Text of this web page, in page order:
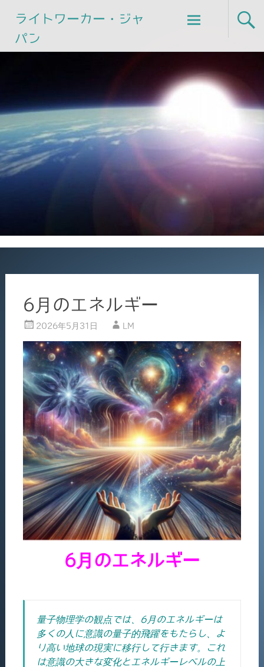
ライトワーカー・ジャ
パン
Skip
to
6月のエネルギー
2026年5月31日 LM
6月のエネルギー
量子物理学の観点では、6月のエネルギーは
多くの人に意識の量子的飛躍をもたらし、よ
り高い地球の現実に移行して行きます。
これ
は意識の大きな変化とエネルギーレベルの上